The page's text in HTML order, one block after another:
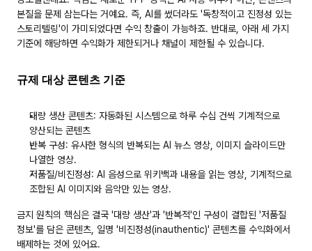
본질을 문제 삼는다는 거예요. 즉, AI를 썼더라도 '독창적이고 진정성 있는
스토리텔링'이 가미되었다면 수익 창출이 가능하죠. 반대로, 아래 세 가지
기준에 해당하면 수익화가 제한되거나 채널이 제한될 수 있습니다.
규제 대상 콘텐츠 기준
대량 생산 콘텐츠: 자동화된 시스템으로 하루 수십 건씩 기계적으로
양산되는 콘텐츠
반복 구성: 유사한 형식의 반복되는 AI 뉴스 영상, 이미지 슬라이드만
나열한 영상.
저품질/비진정성: AI 음성으로 위키백과 내용을 읽는 영상, 기계적으로
조합된 AI 이미지와 음악만 있는 영상.
금지 원칙의 핵심은 결국 '대량 생산'과 '반복적'인 구성이 결합된 '저품질
정보'를 담은 콘텐츠, 일명 '비진정성(inauthentic)' 콘텐츠를 수익화에서
배제하는 것에 있어요.